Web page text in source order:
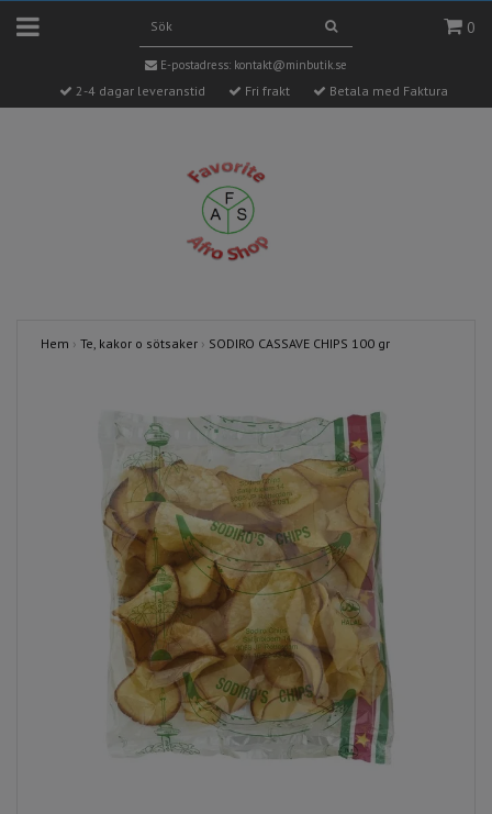
0
E-postadress: kontakt@minbutik.se
2-4 dagar leveranstid Fri frakt Betala med Faktura
Hem › Te, kakor o sötsaker › SODIRO CASSAVE CHIPS 100 gr